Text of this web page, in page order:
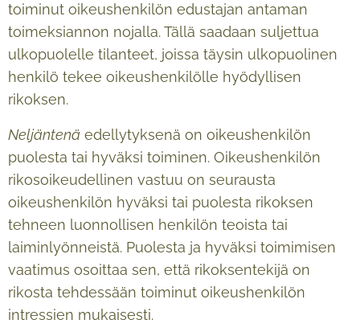
toiminut oikeushenkilön edustajan antaman
toimeksiannon nojalla. Tällä saadaan suljettua
ulkopuolelle tilanteet, joissa täysin ulkopuolinen
henkilö tekee oikeushenkilölle hyödyllisen
rikoksen.
Neljäntenä edellytyksenä on oikeushenkilön
puolesta tai hyväksi toiminen. Oikeushenkilön
rikosoikeudellinen vastuu on seurausta
oikeushenkilön hyväksi tai puolesta rikoksen
tehneen luonnollisen henkilön teoista tai
laiminlyönneistä. Puolesta ja hyväksi toimimisen
vaatimus osoittaa sen, että rikoksentekijä on
rikosta tehdessään toiminut oikeushenkilön
intressien mukaisesti.